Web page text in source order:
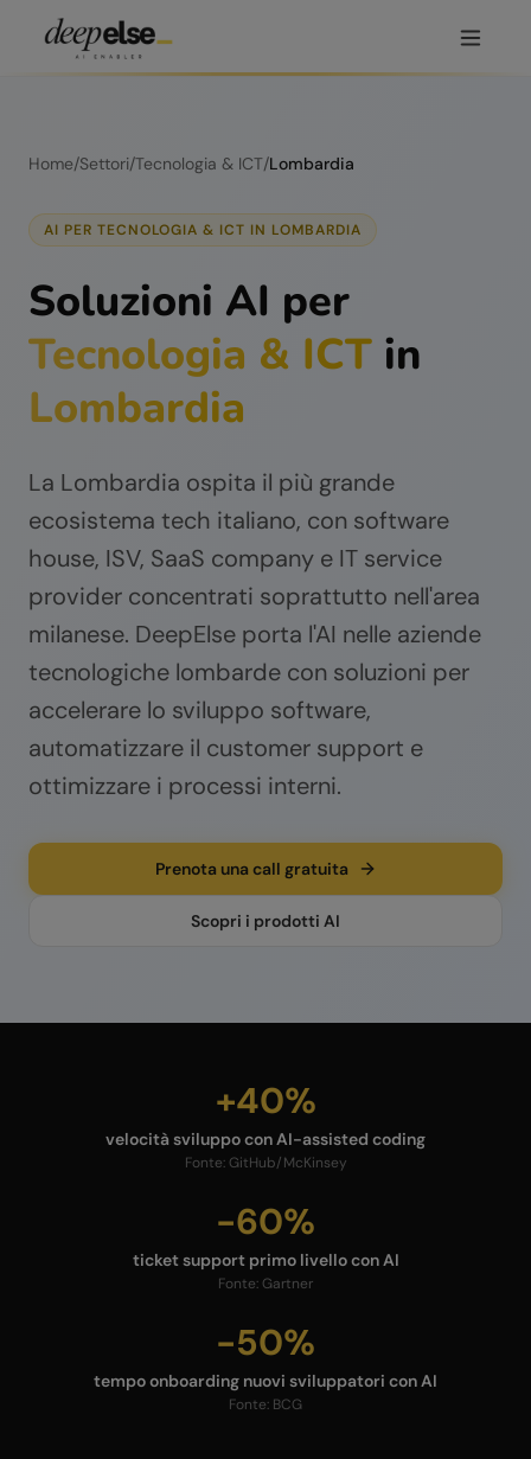
Home/Settori/Tecnologia & ICT/Lombardia
AI PER TECNOLOGIA & ICT IN LOMBARDIA
Soluzioni AI per
Tecnologia & ICT in
Lombardia
La Lombardia ospita il più grande
ecosistema tech italiano, con software
house, ISV, SaaS company e IT service
provider concentrati soprattutto nell'area
milanese. DeepElse porta l'AI nelle aziende
tecnologiche lombarde con soluzioni per
accelerare lo sviluppo software,
automatizzare il customer support e
ottimizzare i processi interni.
Prenota una call gratuita
Scopri i prodotti AI
+40%
velocità sviluppo con AI-assisted coding
Fonte: GitHub/McKinsey
-60%
ticket support primo livello con AI
Fonte: Gartner
-50%
tempo onboarding nuovi sviluppatori con AI
Fonte: BCG